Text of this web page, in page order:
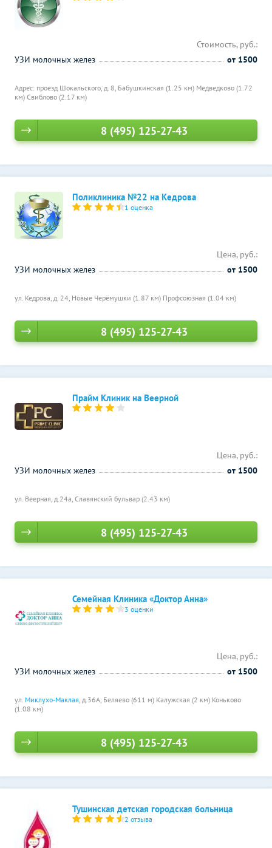
Адрес: проезд Шокальского, д. 8, Бабушкинская (1.25 км) Медведково (1.72
км) Свиблово (2.17 км)
Стоимость, руб.:
УЗИ молочных желез
от 1500
8 (495) 125-27-43
Поликлиника №22 на Кедрова
1 оценка
ул. Кедрова, д. 24, Новые Черёмушки (1.87 км) Профсоюзная (1.04 км)
Цена, руб.:
УЗИ молочных желез
от 1500
8 (495) 125-27-43
Прайм Клиник на Веерной
ул. Веерная, д.24а, Славянский бульвар (2.43 км)
Цена, руб.:
УЗИ молочных желез
от 1500
8 (495) 125-27-43
Семейная Клиника «Доктор Анна»
3 оценки
ул. Миклухо-Маклая, д.36А, Беляево (611 м) Калужская (2 км) Коньково
(1.08 км)
Цена, руб.:
УЗИ молочных желез
от 1500
8 (495) 125-27-43
Тушинская детская городская больница
2 отзыва